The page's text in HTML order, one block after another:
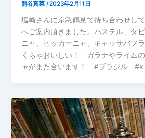
熊谷真菜/2023年2月11日
塩崎さんに京急鶴見で待ち合わせし
へご案内頂きました。パステル、タ
ニャ、ピッカーニャ、キャッサバフ
くちゃおいしい！ ガラナやライム
ャがまた合います！ #ブラジル #k